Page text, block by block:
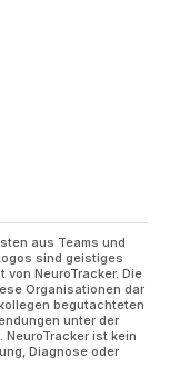
aus Teams und
sind geistiges
NeuroTracker. Die
Organisationen dar
begutachteten
unter der
ist kein
Diagnose oder